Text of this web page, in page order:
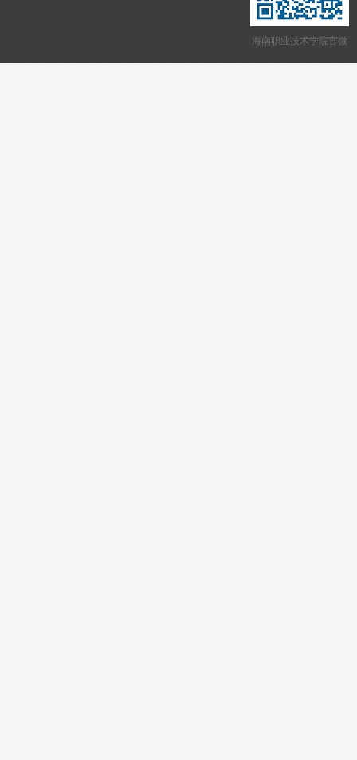
海南职业技术学院官微